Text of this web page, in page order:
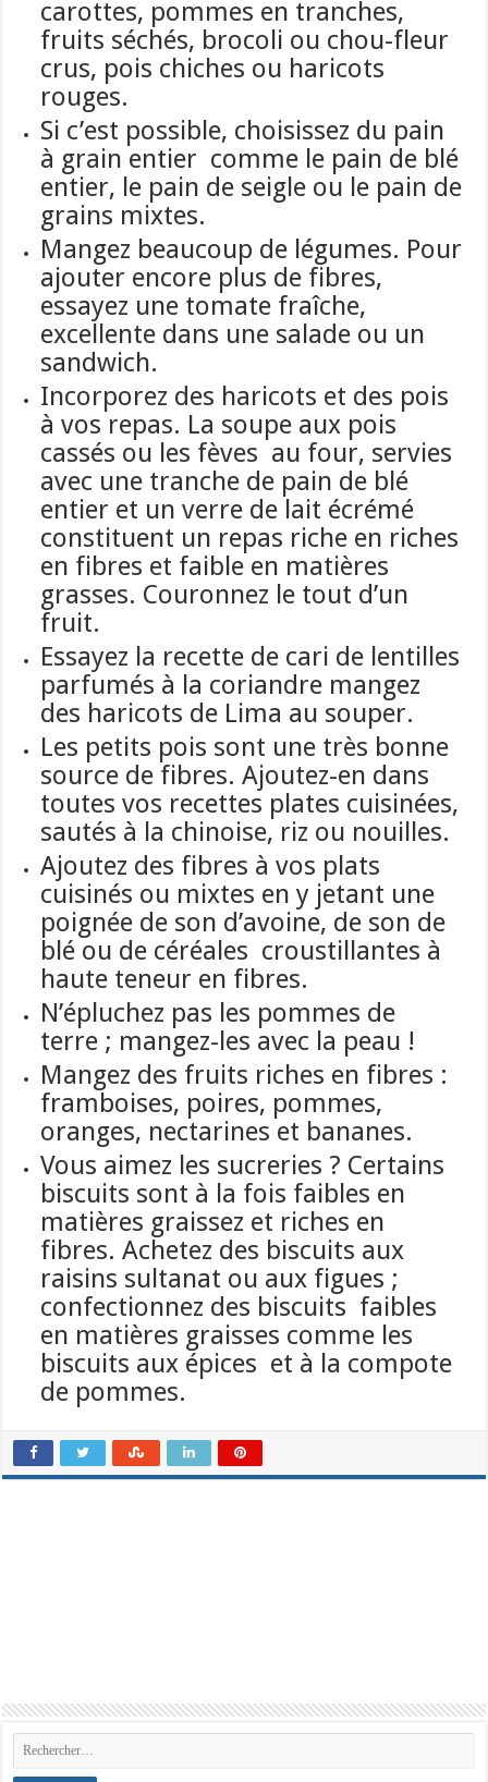
carottes, pommes en tranches,
fruits séchés, brocoli ou chou-fleur
crus, pois chiches ou haricots
rouges.
Si c’est possible, choisissez du pain
à grain entier comme le pain de blé
entier, le pain de seigle ou le pain de
grains mixtes.
Mangez beaucoup de légumes. Pour
ajouter encore plus de fibres,
essayez une tomate fraîche,
excellente dans une salade ou un
sandwich.
Incorporez des haricots et des pois
à vos repas. La soupe aux pois
cassés ou les fèves au four, servies
avec une tranche de pain de blé
entier et un verre de lait écrémé
constituent un repas riche en riches
en fibres et faible en matières
grasses. Couronnez le tout d’un
fruit.
Essayez la recette de cari de lentilles
parfumés à la coriandre mangez
des haricots de Lima au souper.
Les petits pois sont une très bonne
source de fibres. Ajoutez-en dans
toutes vos recettes plates cuisinées,
sautés à la chinoise, riz ou nouilles.
Ajoutez des fibres à vos plats
cuisinés ou mixtes en y jetant une
poignée de son d’avoine, de son de
blé ou de céréales croustillantes à
haute teneur en fibres.
N’épluchez pas les pommes de
terre ; mangez-les avec la peau !
Mangez des fruits riches en fibres :
framboises, poires, pommes,
oranges, nectarines et bananes.
Vous aimez les sucreries ? Certains
biscuits sont à la fois faibles en
matières graissez et riches en
fibres. Achetez des biscuits aux
raisins sultanat ou aux figues ;
confectionnez des biscuits faibles
en matières graisses comme les
biscuits aux épices et à la compote
de pommes.